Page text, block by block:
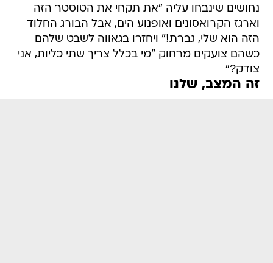
נחושים שינבחו עליה "את תקחי את הטוסטר הזה
וארגז הקרואסונים ואופנוע הים, אבל הבורג החלוד
הזה הוא שלי, גברת!" ויחזרו בגאווה לשבט שלהם
כשהם צועקים מרחוק "מי בכלל צריך שתי כליות, אני
צודק?"
זה המצב, שלנו